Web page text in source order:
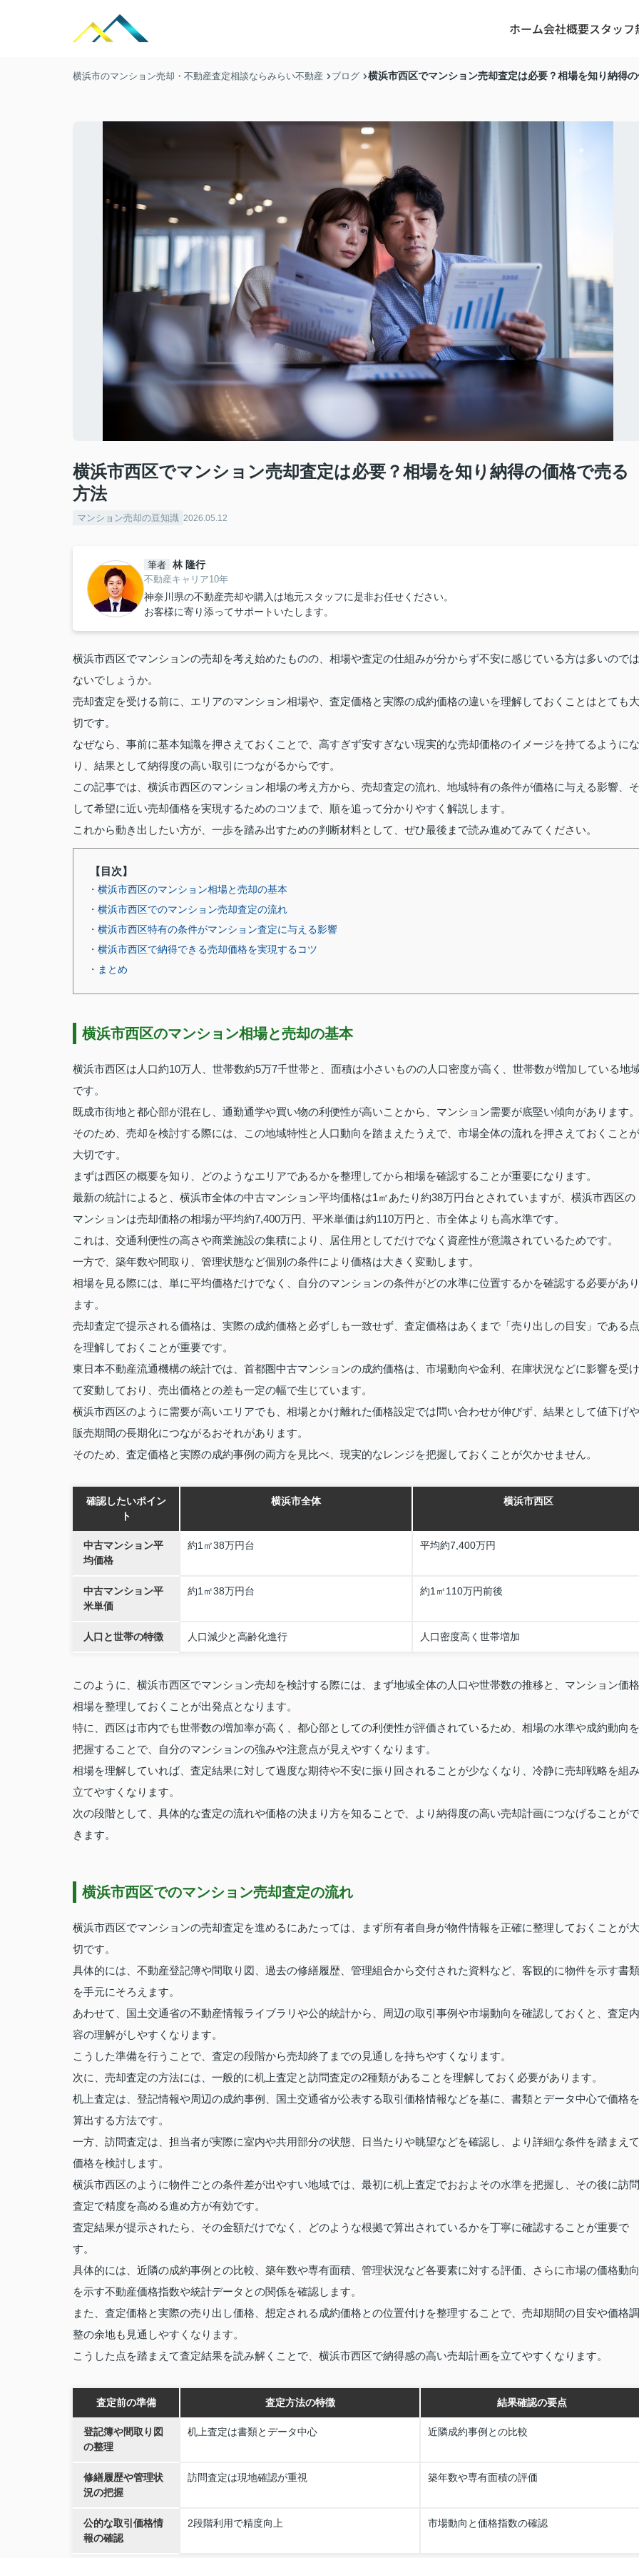
ホーム会社概要スタッフ
横浜市のマンション売却・不動産査定相談ならみらい不動産 ブログ 横浜市西区でマンション売却査定は必要？相場を知り納得
横浜市西区でマンション売却査定は必要？相場を知り納得の価格で売る
方法
マンション売却の豆知識 2026.05.12
筆者 林 隆行
不動産キャリア10年
神奈川県の不動産売却や購入は地元スタッフに是非お任せください。
お客様に寄り添ってサポートいたします。
横浜市西区でマンションの売却を考え始めたものの、相場や査定の仕組みが分からず不安に感じている方は多いのでは
ないでしょうか。
売却査定を受ける前に、エリアのマンション相場や、査定価格と実際の成約価格の違いを理解しておくことはとても大
切です。
なぜなら、事前に基本知識を押さえておくことで、高すぎず安すぎない現実的な売却価格のイメージを持てるようにな
り、結果として納得度の高い取引につながるからです。
この記事では、横浜市西区のマンション相場の考え方から、売却査定の流れ、地域特有の条件が価格に与える影響、そ
して希望に近い売却価格を実現するためのコツまで、順を追って分かりやすく解説します。
これから動き出したい方が、一歩を踏み出すための判断材料として、ぜひ最後まで読み進めてみてください。
【目次】
・横浜市西区のマンション相場と売却の基本
・横浜市西区でのマンション売却査定の流れ
・横浜市西区特有の条件がマンション査定に与える影響
・横浜市西区で納得できる売却価格を実現するコツ
・まとめ
横浜市西区のマンション相場と売却の基本
横浜市西区は人口約10万人、世帯数約5万7千世帯と、面積は小さいものの人口密度が高く、世帯数が増加している地
です。
既成市街地と都心部が混在し、通勤通学や買い物の利便性が高いことから、マンション需要が底堅い傾向があります。
そのため、売却を検討する際には、この地域特性と人口動向を踏まえたうえで、市場全体の流れを押さえておくことが
大切です。
まずは西区の概要を知り、どのようなエリアであるかを整理してから相場を確認することが重要になります。
最新の統計によると、横浜市全体の中古マンション平均価格は1㎡あたり約38万円台とされていますが、横浜市西区の
マンションは売却価格の相場が平均約7,400万円、平米単価は約110万円と、市全体よりも高水準です。
これは、交通利便性の高さや商業施設の集積により、居住用としてだけでなく資産性が意識されているためです。
一方で、築年数や間取り、管理状態など個別の条件により価格は大きく変動します。
相場を見る際には、単に平均価格だけでなく、自分のマンションの条件がどの水準に位置するかを確認する必要があり
ます。
売却査定で提示される価格は、実際の成約価格と必ずしも一致せず、査定価格はあくまで「売り出しの目安」である点
を理解しておくことが重要です。
東日本不動産流通機構の統計では、首都圏中古マンションの成約価格は、市場動向や金利、在庫状況などに影響を受け
て変動しており、売出価格との差も一定の幅で生じています。
横浜市西区のように需要が高いエリアでも、相場とかけ離れた価格設定では問い合わせが伸びず、結果として値下げや
販売期間の長期化につながるおそれがあります。
そのため、査定価格と実際の成約事例の両方を見比べ、現実的なレンジを把握しておくことが欠かせません。
確認したいポイン
ト
横浜市全体 横浜市西区
中古マンション平
均価格
約1㎡38万円台 平均約7,400万円
中古マンション平
米単価
約1㎡38万円台 約1㎡110万円前後
人口と世帯の特徴 人口減少と高齢化進行 人口密度高く世帯増加
このように、横浜市西区でマンション売却を検討する際には、まず地域全体の人口や世帯数の推移と、マンション価格
相場を整理しておくことが出発点となります。
特に、西区は市内でも世帯数の増加率が高く、都心部としての利便性が評価されているため、相場の水準や成約動向を
把握することで、自分のマンションの強みや注意点が見えやすくなります。
相場を理解していれば、査定結果に対して過度な期待や不安に振り回されることが少なくなり、冷静に売却戦略を組み
立てやすくなります。
次の段階として、具体的な査定の流れや価格の決まり方を知ることで、より納得度の高い売却計画につなげることがで
きます。
横浜市西区でのマンション売却査定の流れ
横浜市西区でマンションの売却査定を進めるにあたっては、まず所有者自身が物件情報を正確に整理しておくことが大
切です。
具体的には、不動産登記簿や間取り図、過去の修繕履歴、管理組合から交付された資料など、客観的に物件を示す書類
を手元にそろえます。
あわせて、国土交通省の不動産情報ライブラリや公的統計から、周辺の取引事例や市場動向を確認しておくと、査定内
容の理解がしやすくなります。
こうした準備を行うことで、査定の段階から売却終了までの見通しを持ちやすくなります。
次に、売却査定の方法には、一般的に机上査定と訪問査定の2種類があることを理解しておく必要があります。
机上査定は、登記情報や周辺の成約事例、国土交通省が公表する取引価格情報などを基に、書類とデータ中心で価格を
算出する方法です。
一方、訪問査定は、担当者が実際に室内や共用部分の状態、日当たりや眺望などを確認し、より詳細な条件を踏まえて
価格を検討します。
横浜市西区のように物件ごとの条件差が出やすい地域では、最初に机上査定でおおよその水準を把握し、その後に訪問
査定で精度を高める進め方が有効です。
査定結果が提示されたら、その金額だけでなく、どのような根拠で算出されているかを丁寧に確認することが重要で
す。
具体的には、近隣の成約事例との比較、築年数や専有面積、管理状況など各要素に対する評価、さらに市場の価格動向
を示す不動産価格指数や統計データとの関係を確認します。
また、査定価格と実際の売り出し価格、想定される成約価格との位置付けを整理することで、売却期間の目安や価格調
整の余地も見通しやすくなります。
こうした点を踏まえて査定結果を読み解くことで、横浜市西区で納得感の高い売却計画を立てやすくなります。
査定前の準備 査定方法の特徴 結果確認の要点
登記簿や間取り図
の整理
机上査定は書類とデータ中心 近隣成約事例との比較
修繕履歴や管理状
況の把握
訪問査定は現地確認が重視 築年数や専有面積の評価
公的な取引価格情
報の確認
2段階利用で精度向上 市場動向と価格指数の確認